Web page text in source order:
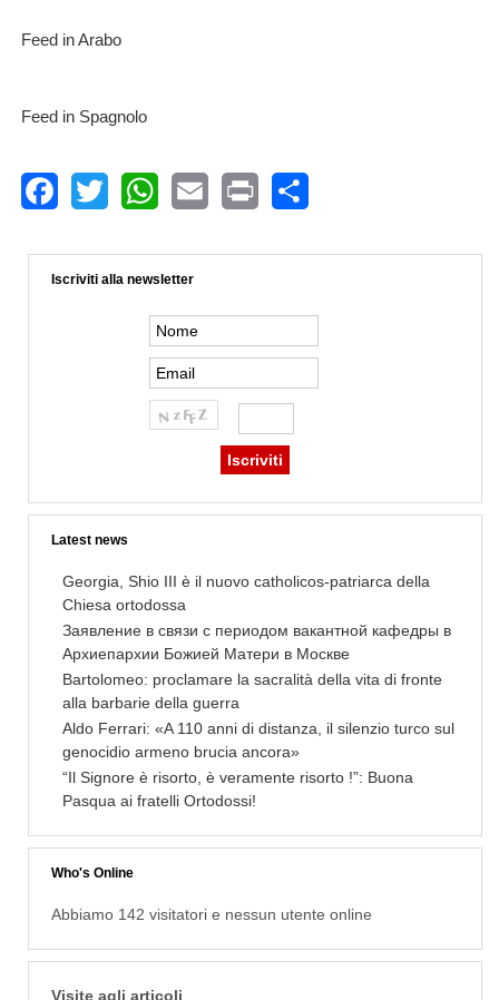
Feed in Arabo
Feed in Spagnolo
Iscriviti alla newsletter
Latest news
Georgia, Shio III è il nuovo catholicos-patriarca della
Chiesa ortodossa
Заявление в связи с периодом вакантной кафедры в
Архиепархии Божией Матери в Москве
Bartolomeo: proclamare la sacralità della vita di fronte
alla barbarie della guerra
Aldo Ferrari: «A 110 anni di distanza, il silenzio turco sul
genocidio armeno brucia ancora»
“Il Signore è risorto, è veramente risorto !”: Buona
Pasqua ai fratelli Ortodossi!
Who's Online
Abbiamo 142 visitatori e nessun utente online
Visite agli articoli